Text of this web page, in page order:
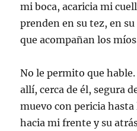
mi boca, acaricia mi
prenden en su tez, en
que acompañan los
No le permito que
allí, cerca de él, segura
muevo con pericia
hacia mi frente y su